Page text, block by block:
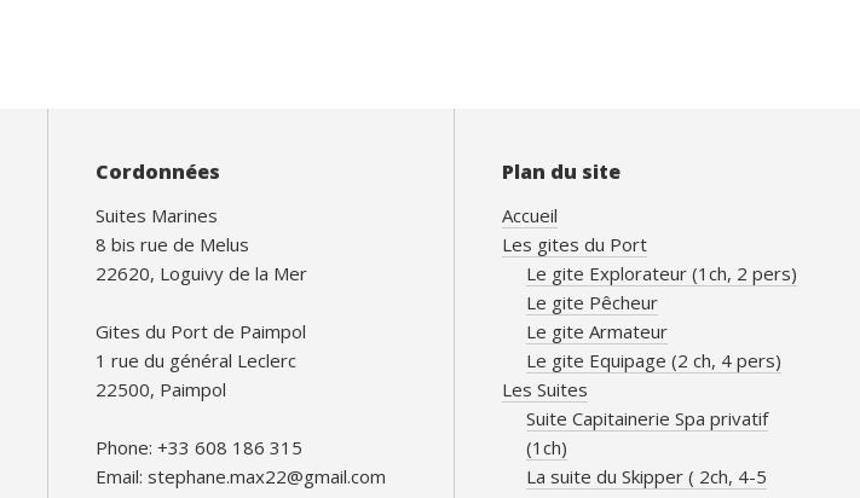
Cordonnées
Suites Marines
8 bis rue de Melus
22620, Loguivy de la Mer
Gites du Port de Paimpol
1 rue du général Leclerc
22500, Paimpol
Phone: +33 608 186 315
Email: stephane.max22@gmail.com
Plan du site
Accueil
Les gites du Port
Le gite Explorateur (1ch, 2 pers)
Le gite Pêcheur
Le gite Armateur
Le gite Equipage (2 ch, 4 pers)
Les Suites
Suite Capitainerie Spa privatif
(1ch)
La suite du Skipper ( 2ch, 4-5